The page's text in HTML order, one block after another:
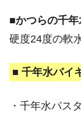
■かつらの千年
硬度24度の軟
■ 千年水バイ
・千年水パスタ